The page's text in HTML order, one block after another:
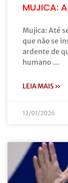
MUJICA:
Mujica: Até
que não se
ardente de
humano …
LEIA MAIS »
12/01/2026